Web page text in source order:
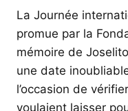
La Journée
promue par la
mémoire de
une date
l’occasion de
voulaient laisser